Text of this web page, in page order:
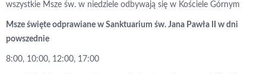
wszystkie Msze św. w niedziele odbywają się w Kościele Górnym
Msze święte odprawiane w Sanktuarium św. Jana Pawła II w dni
powszednie
8:00, 10:00, 12:00, 17:00